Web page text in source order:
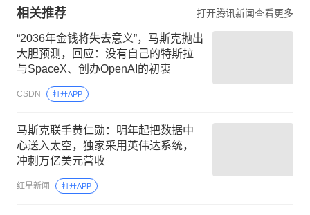
相关推荐 打开腾讯新闻查看更多
“2036年金钱将失去意义”，马斯克抛出
大胆预测，回应：没有自己的特斯拉
与SpaceX、创办OpenAI的初衷
CSDN 打开APP
马斯克联手黄仁勋：明年起把数据中
心送入太空，独家采用英伟达系统，
冲刺万亿美元营收
红星新闻 打开APP